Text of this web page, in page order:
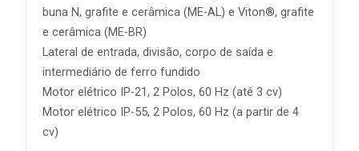
buna N, grafite e cerâmica (ME-AL) e Viton®, grafite
e cerâmica (ME-BR)
Lateral de entrada, divisão, corpo de saída e
intermediário de ferro fundido
Motor elétrico IP-21, 2 Polos, 60 Hz (até 3 cv)
Motor elétrico IP-55, 2 Polos, 60 Hz (a partir de 4
cv)